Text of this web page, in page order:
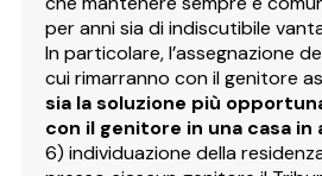
per anni sia di indiscutibile
In particolare, l’assegnazione
cui rimarranno con il genitore
sia la soluzione più
con il genitore in una casa
6) individuazione della